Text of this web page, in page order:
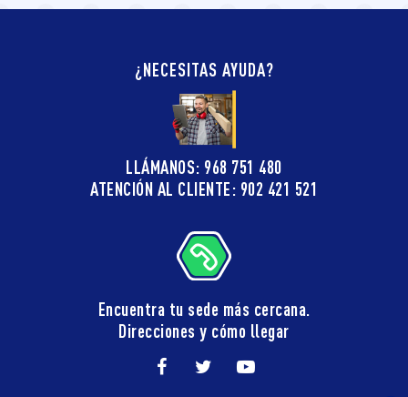
¿NECESITAS AYUDA?
LLÁMANOS: 968 751 480
ATENCIÓN AL CLIENTE: 902 421 521
Encuentra tu sede más cercana.
Direcciones y cómo llegar